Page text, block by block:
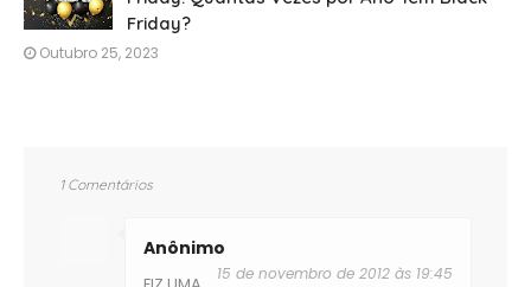
Friday?
Outubro 25, 2023
1 Comentários
Anônimo
15 de novembro de 2012 às 19:45